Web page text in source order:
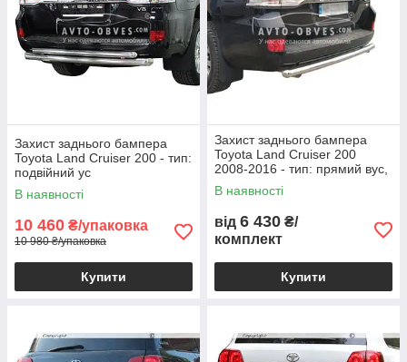
Захист заднього бампера
Toyota Land Cruiser 200 - тип:
подвійний ус
В наявності
10 460 ₴/упаковка
10 980 ₴/упаковка
Купити
Захист заднього бампера
Toyota Land Cruiser 200
2008-2016 - тип: прямий вус,
д:60*1.6мм
В наявності
від 6 430 ₴/
комплект
Купити